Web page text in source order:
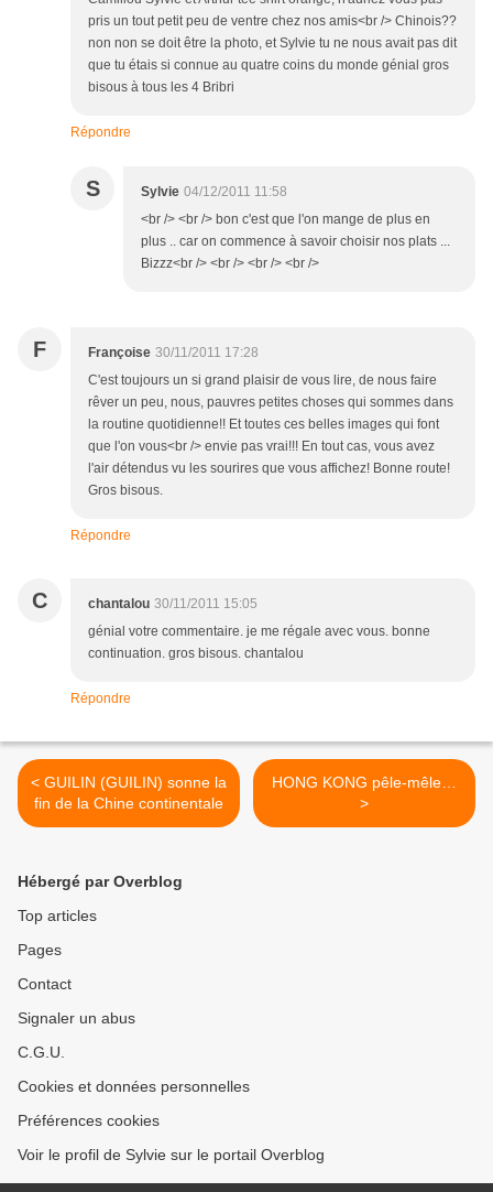
pris un tout petit peu de ventre chez nos amis<br /> Chinois??
non non se doit être la photo, et Sylvie tu ne nous avait pas dit
que tu étais si connue au quatre coins du monde génial gros
bisous à tous les 4 Bribri
Répondre
S Sylvie 04/12/2011 11:58
<br /> <br /> bon c'est que l'on mange de plus en
plus .. car on commence à savoir choisir nos plats ...
Bizzz<br /> <br /> <br /> <br />
F Françoise 30/11/2011 17:28
C'est toujours un si grand plaisir de vous lire, de nous faire
rêver un peu, nous, pauvres petites choses qui sommes dans
la routine quotidienne!! Et toutes ces belles images qui font
que l'on vous<br /> envie pas vrai!!! En tout cas, vous avez
l'air détendus vu les sourires que vous affichez! Bonne route!
Gros bisous.
Répondre
C chantalou 30/11/2011 15:05
génial votre commentaire. je me régale avec vous. bonne
continuation. gros bisous. chantalou
Répondre
< GUILIN (GUILIN) sonne la
fin de la Chine continentale
HONG KONG pêle-mêle…
>
Hébergé par Overblog
Top articles
Pages
Contact
Signaler un abus
C.G.U.
Cookies et données personnelles
Préférences cookies
Voir le profil de Sylvie sur le portail Overblog